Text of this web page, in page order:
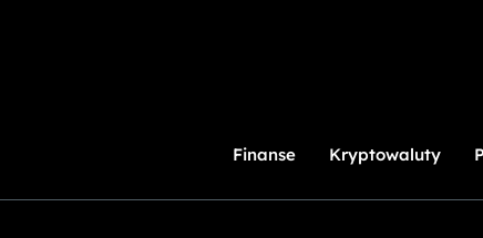
Finanse Kryptowaluty